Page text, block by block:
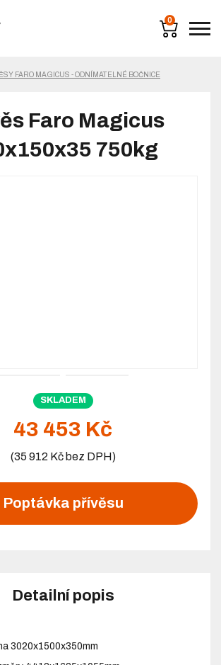
0
FARO MAGICUS - ODNÍMATELNÉ BOČNICE
Faro Magicus
750kg
SKLADEM
43 453 Kč
(35 912 Kč bez DPH)
Poptávka přívěsu
Detailní popis
3020x1500x350mm